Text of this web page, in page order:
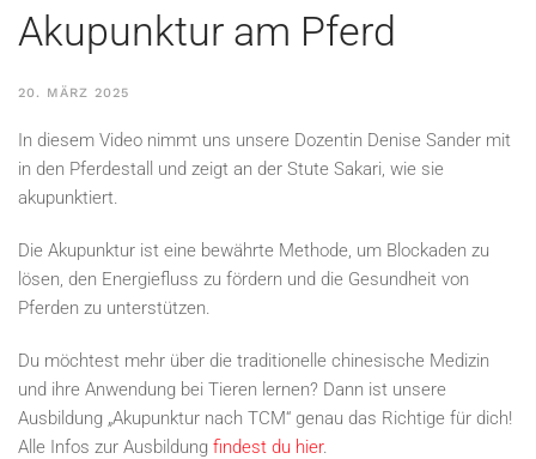
Akupunktur am Pferd
20. MÄRZ 2025
In diesem Video nimmt uns unsere Dozentin Denise Sander mit
in den Pferdestall und zeigt an der Stute Sakari, wie sie
akupunktiert.
Die Akupunktur ist eine bewährte Methode, um Blockaden zu
lösen, den Energiefluss zu fördern und die Gesundheit von
Pferden zu unterstützen.
Du möchtest mehr über die traditionelle chinesische Medizin
und ihre Anwendung bei Tieren lernen? Dann ist unsere
Ausbildung „Akupunktur nach TCM“ genau das Richtige für dich!
Alle Infos zur Ausbildung findest du hier.